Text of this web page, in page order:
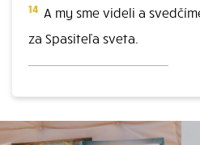
14 A my sme videli a
za Spasiteľa sveta.